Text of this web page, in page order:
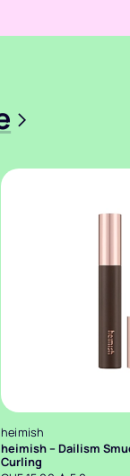
>
wählen
heimish
heimish – Dailism
Curling